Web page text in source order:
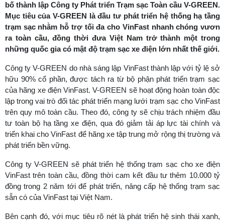
bố thành lập Công ty Phát triển Trạm sạc Toàn cầu V-GREEN.
Mục tiêu của V-GREEN là đầu tư phát triển hệ thống hạ tầng
trạm sạc nhằm hỗ trợ tối đa cho VinFast nhanh chóng vươn
ra toàn cầu, đồng thời đưa Việt Nam trở thành một trong
những quốc gia có mật độ trạm sạc xe điện lớn nhất thế giới.
Công ty V-GREEN do nhà sáng lập VinFast thành lập với tỷ lệ sở
hữu 90% cổ phần, được tách ra từ bộ phận phát triển trạm sạc
của hãng xe điện VinFast. V-GREEN sẽ hoạt động hoàn toàn độc
lập trong vai trò đối tác phát triển mạng lưới trạm sạc cho VinFast
trên quy mô toàn cầu. Theo đó, công ty sẽ chịu trách nhiệm đầu
tư toàn bộ hạ tầng xe điện, qua đó giảm tải áp lực tài chính và
triển khai cho VinFast để hãng xe tập trung mở rộng thị trường và
phát triển bền vững.
Công ty V-GREEN sẽ phát triển hệ thống trạm sạc cho xe điện
VinFast trên toàn cầu, đồng thời cam kết đầu tư thêm 10.000 tỷ
đồng trong 2 năm tới để phát triển, nâng cấp hệ thống trạm sạc
sẵn có của VinFast tại Việt Nam.
Bên cạnh đó, với mục tiêu rõ nét là phát triển hệ sinh thái xanh,